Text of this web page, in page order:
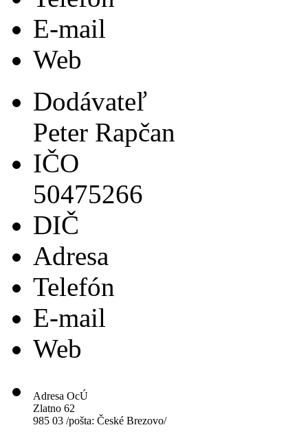
E-mail
Web
Dodávateľ
Peter Rapčan
IČO
50475266
DIČ
Adresa
Telefón
E-mail
Web
Adresa OcÚ
Zlatno 62
985 03 /pošta: České Brezovo/